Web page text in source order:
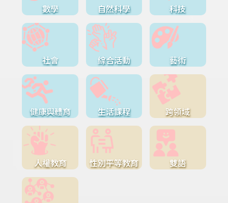
數學 自然科學 科技
社會 綜合活動 藝術
健康與體育 生活課程 跨領域
人權教育 性別平等教育 雙語